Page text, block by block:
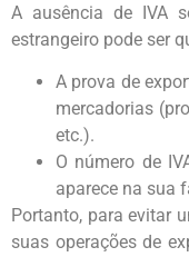
A ausência de IVA
estrangeiro pode ser
A prova de
mercadorias
etc.).
O número de
aparece na sua
Portanto, para evitar
suas operações de